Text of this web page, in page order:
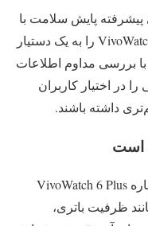
پایش سلامت با
تحلیل لحظه‌ای داده‌ها می‌تواند VivoWatch 6 Plus را به یک دستیار
بررسی مداوم اطلاعات
در اختیار کاربران
داشته باشند.
است
در حال حاضر اطلاعات منتشرشده درباره VivoWatch 6 Plus
ظرفیت باتری،